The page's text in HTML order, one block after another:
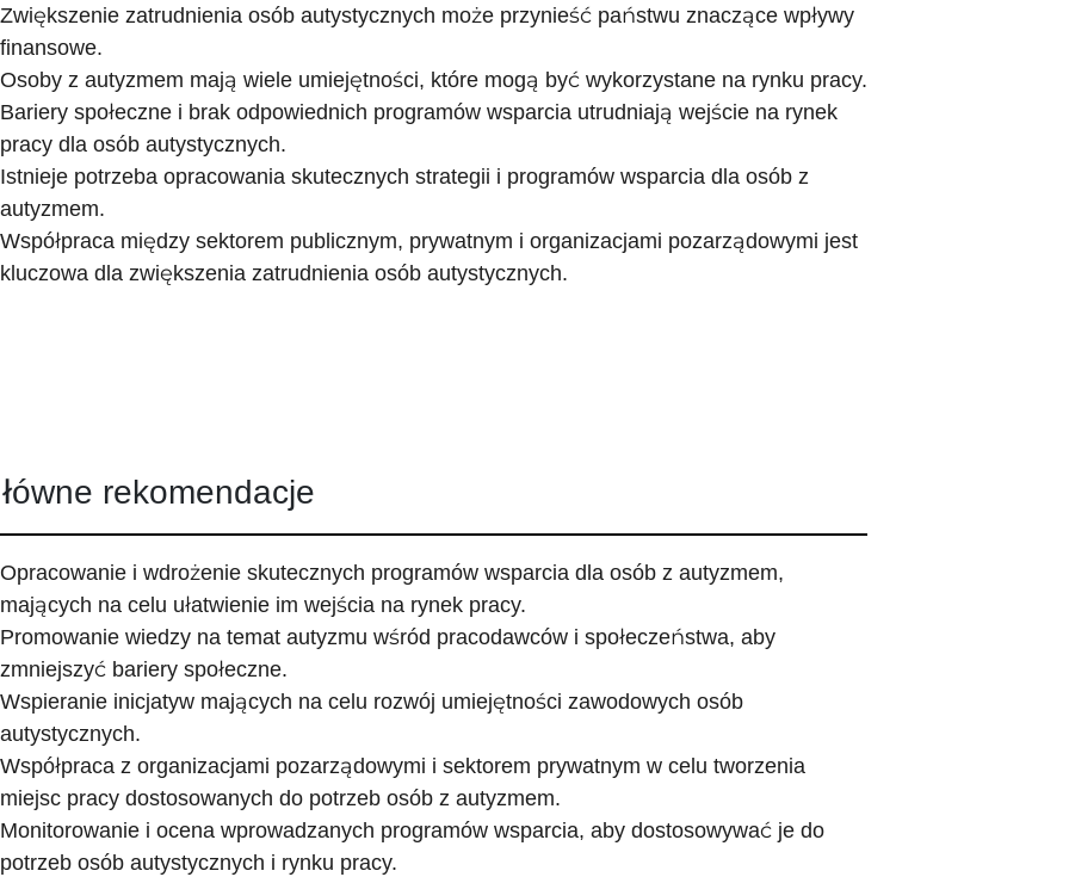
Zwiększenie zatrudnienia osób autystycznych może przynieść państwu znaczące wpływy
finansowe.
Osoby z autyzmem mają wiele umiejętności, które mogą być wykorzystane na rynku pracy.
Bariery społeczne i brak odpowiednich programów wsparcia utrudniają wejście na rynek
pracy dla osób autystycznych.
Istnieje potrzeba opracowania skutecznych strategii i programów wsparcia dla osób z
autyzmem.
Współpraca między sektorem publicznym, prywatnym i organizacjami pozarządowymi jest
kluczowa dla zwiększenia zatrudnienia osób autystycznych.
rekomendacje
Opracowanie i wdrożenie skutecznych programów wsparcia dla osób z autyzmem,
mających na celu ułatwienie im wejścia na rynek pracy.
Promowanie wiedzy na temat autyzmu wśród pracodawców i społeczeństwa, aby
zmniejszyć bariery społeczne.
Wspieranie inicjatyw mających na celu rozwój umiejętności zawodowych osób
autystycznych.
Współpraca z organizacjami pozarządowymi i sektorem prywatnym w celu tworzenia
miejsc pracy dostosowanych do potrzeb osób z autyzmem.
Monitorowanie i ocena wprowadzanych programów wsparcia, aby dostosowywać je do
potrzeb osób autystycznych i rynku pracy.